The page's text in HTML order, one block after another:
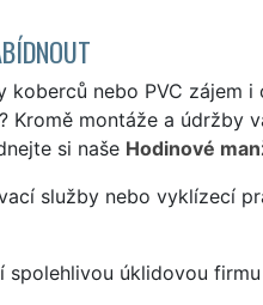
koberců nebo PVC zájem
Kromě montáže a údržby
si naše Hodinové
služby nebo vyklízecí
úklidovou